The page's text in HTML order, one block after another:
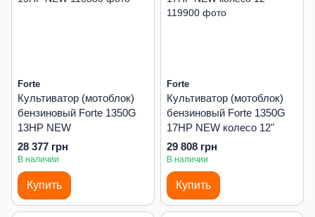
Forte
Культиватор (мотоблок)
бензиновый Forte 1350G
13HP NEW
28 377 грн
В наличии
Купить
Forte
Культиватор (мотоблок)
бензиновый Forte 1350G
17HP NEW колесо 12"
29 808 грн
В наличии
Купить